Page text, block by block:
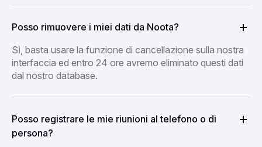
Posso rimuovere i miei dati da Noota?
Sì, basta usare la funzione di cancellazione sulla nostra
interfaccia ed entro 24 ore avremo eliminato questi dati
dal nostro database.
Posso registrare le mie riunioni al telefono o di
persona?